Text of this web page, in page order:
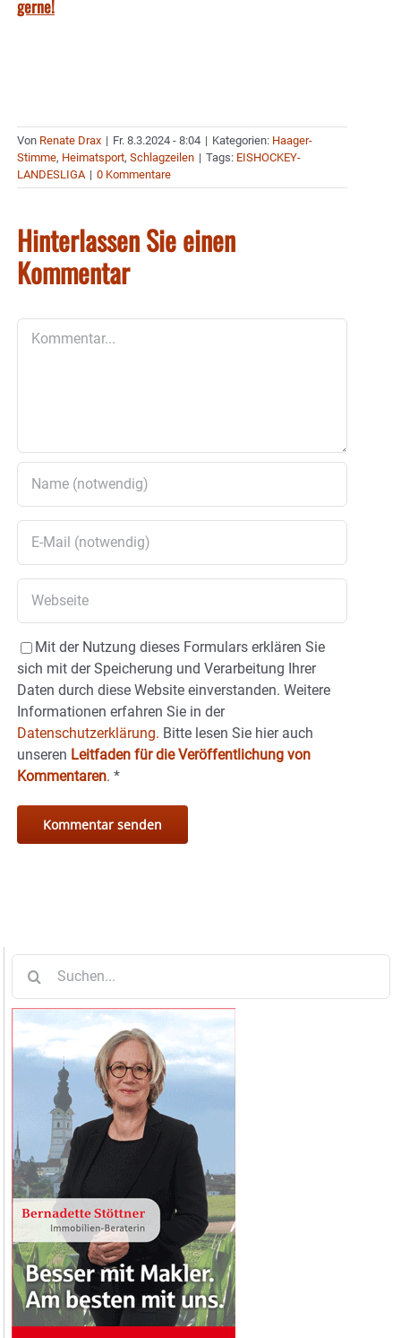
gerne!
Von Renate Drax | Fr. 8.3.2024 - 8:04 | Kategorien: Haager-
Stimme, Heimatsport, Schlagzeilen | Tags: EISHOCKEY-
LANDESLIGA | 0 Kommentare
Hinterlassen Sie einen
Kommentar
Mit der Nutzung dieses Formulars erklären Sie
sich mit der Speicherung und Verarbeitung Ihrer
Daten durch diese Website einverstanden. Weitere
Informationen erfahren Sie in der
Datenschutzerklärung. Bitte lesen Sie hier auch
unseren Leitfaden für die Veröffentlichung von
Kommentaren. *
nach: